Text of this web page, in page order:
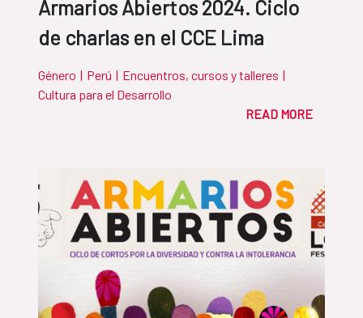
Armarios Abiertos 2024. Ciclo
de charlas en el CCE Lima
Género | Perú | Encuentros, cursos y talleres |
Cultura para el Desarrollo
READ MORE